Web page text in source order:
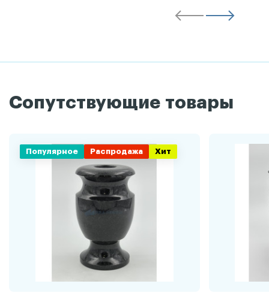
Сопутствующие товары
Популярное Распродажа Хит